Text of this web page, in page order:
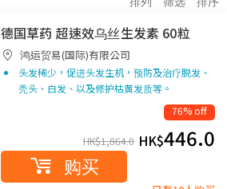
德国草药 超速效乌丝生发素 60粒
鸿运贸易(国际)有限公司
头发稀少，促进头发生机，预防及治疗脱发、
秃头、白发、以及修护枯黄发质等。
76% off
HK$1,864.0 HK$446.0
购买